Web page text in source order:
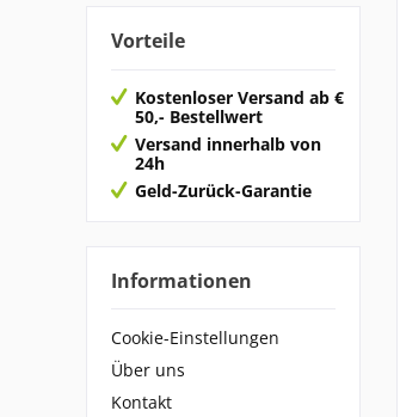
Vorteile
Kostenloser Versand ab €
50,- Bestellwert
Versand innerhalb von
24h
Geld-Zurück-Garantie
Informationen
Cookie-Einstellungen
Über uns
Kontakt